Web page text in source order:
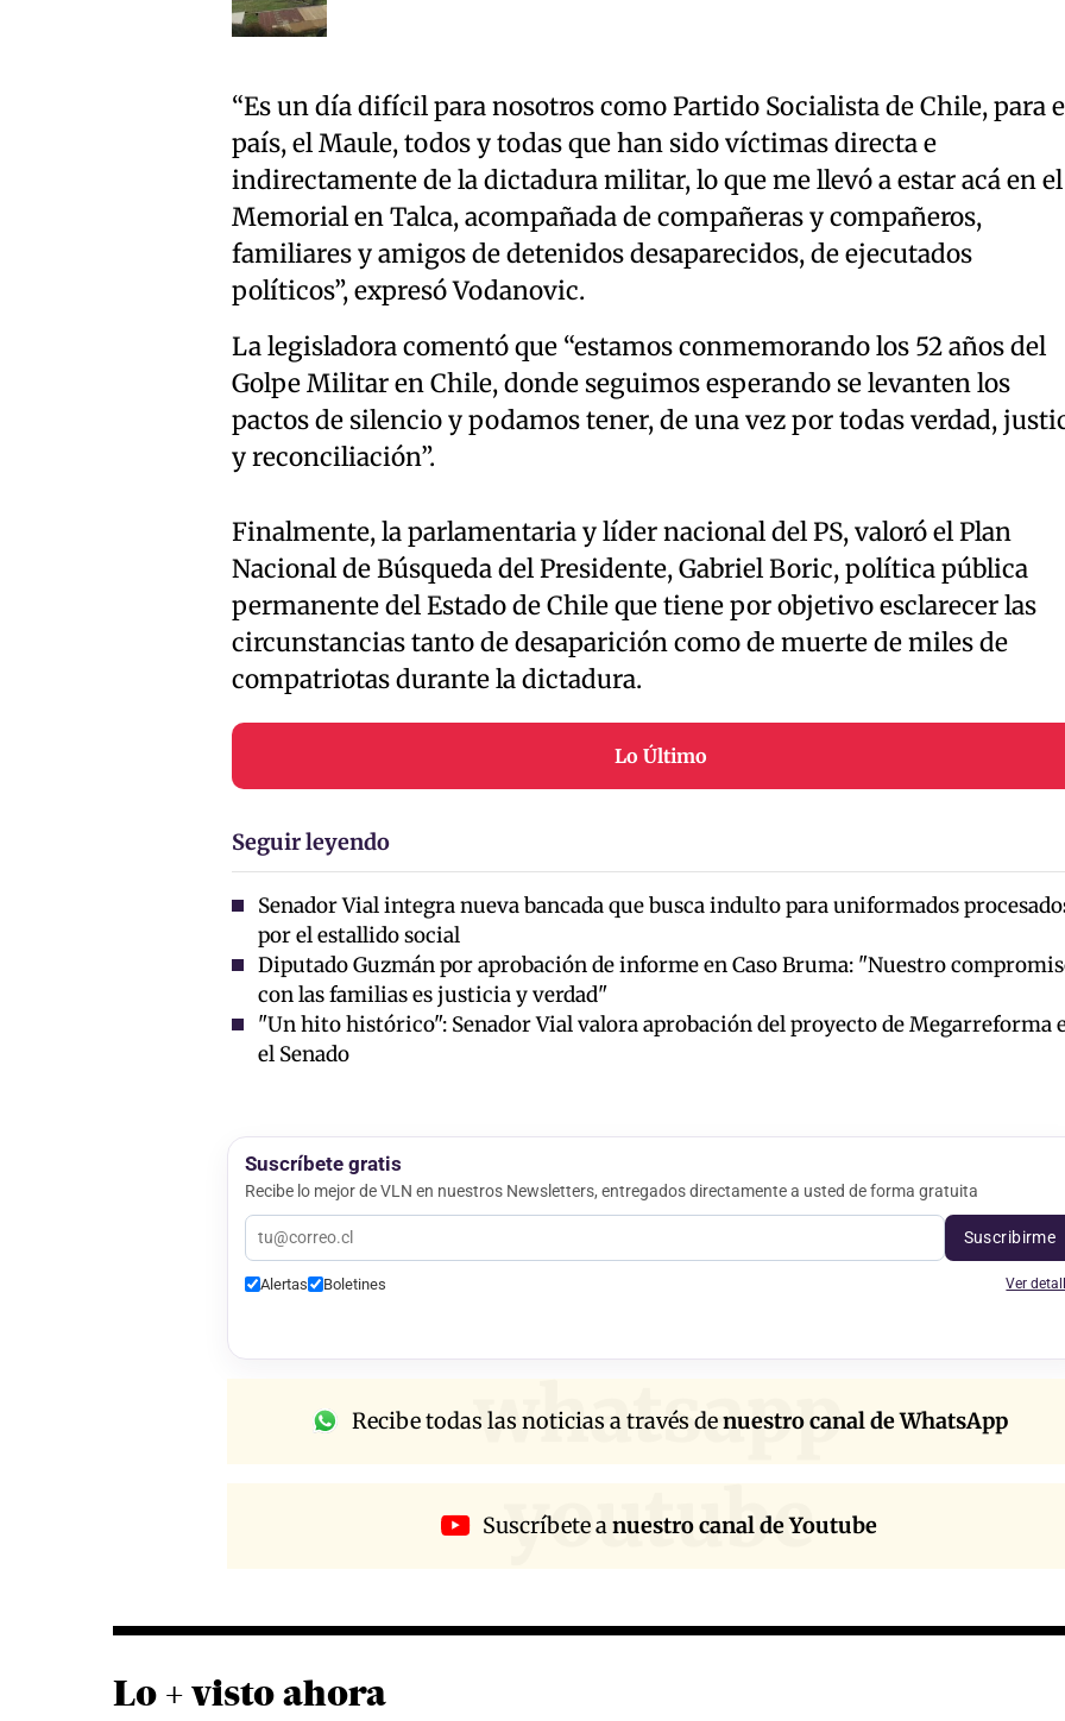
“Es un día difícil para nosotros como Partido Socialista de Chile, para
país, el Maule, todos y todas que han sido víctimas directa e
indirectamente de la dictadura militar, lo que me llevó a estar acá en el
Memorial en Talca, acompañada de compañeras y compañeros,
familiares y amigos de detenidos desaparecidos, de ejecutados
políticos”, expresó Vodanovic.
La legisladora comentó que “estamos conmemorando los 52 años del
Golpe Militar en Chile, donde seguimos esperando se levanten los
pactos de silencio y podamos tener, de una vez por todas verdad,
y reconciliación”.
Finalmente, la parlamentaria y líder nacional del PS, valoró el Plan
Nacional de Búsqueda del Presidente, Gabriel Boric, política pública
permanente del Estado de Chile que tiene por objetivo esclarecer las
circunstancias tanto de desaparición como de muerte de miles de
compatriotas durante la dictadura.
Lo Último
Seguir leyendo
Senador Vial integra nueva bancada que busca indulto para uniformados
por el estallido social
Diputado Guzmán por aprobación de informe en Caso Bruma: "Nuestro
con las familias es justicia y verdad"
"Un hito histórico": Senador Vial valora aprobación del proyecto de Megarreforma
el Senado
Suscríbete gratis
Recibe lo mejor de VLN en nuestros Newsletters, entregados directamente a usted de forma gratuita
Suscribirme
Alertas Boletines Ver
whatsapp
Recibe todas las noticias a través denuestro canal de WhatsApp
youtube
Suscríbete anuestro canal de Youtube
Lo + visto ahora